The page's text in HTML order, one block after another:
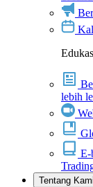
lebih
E-
Tentang Kami